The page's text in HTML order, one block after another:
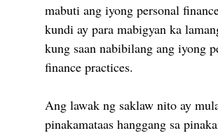
mabuti ang iyong personal
kundi ay para mabigyan ka
kung saan nabibilang ang iyong
finance practices.
Ang lawak ng saklaw nito ay
pinakamataas hanggang sa